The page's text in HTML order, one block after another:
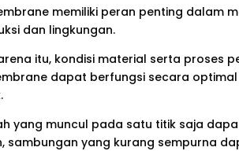
memiliki peran penting dalam
dan lingkungan.
itu, kondisi material serta proses
dapat berfungsi secara
yang muncul pada satu titik saja
sambungan yang kurang sempurna